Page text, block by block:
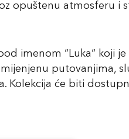
opuštenu atmosferu i
imenom “Luka“ koji
putovanjima,
Kolekcija će biti